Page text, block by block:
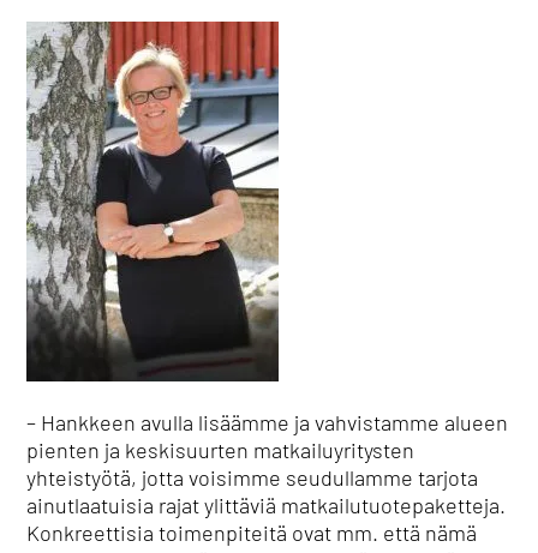
– Hankkeen avulla lisäämme ja vahvistamme alueen
pienten ja keskisuurten matkailuyritysten
yhteistyötä, jotta voisimme seudullamme tarjota
ainutlaatuisia rajat ylittäviä matkailutuotepaketteja.
Konkreettisia toimenpiteitä ovat mm. että nämä